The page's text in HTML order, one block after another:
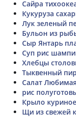
Сайра
Кукуруза
Лук зеленый
Бульон из
Сыр Янтарь
Суп рис
Хлебцы
Тыквенный
Салат
рис
Крыло куриное
Щи из свежей